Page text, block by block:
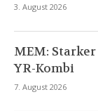
3. August 2026
MEM:
YR-Kombi
7. August 2026